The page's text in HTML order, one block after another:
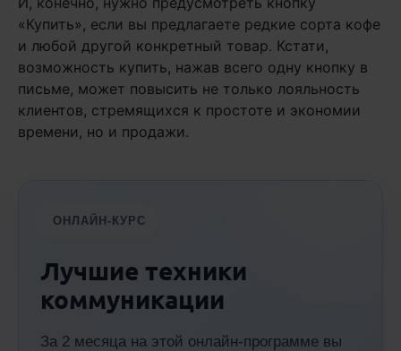
«Купить», если вы предлагаете редкие сорта кофе
и любой другой конкретный товар. Кстати,
возможность купить, нажав всего одну кнопку в
письме, может повысить не только лояльность
клиентов, стремящихся к простоте и экономии
времени, но и продажи.
ОНЛАЙН-КУРС
Лучшие техники
коммуникации
За 2 месяца на этой онлайн-программе вы